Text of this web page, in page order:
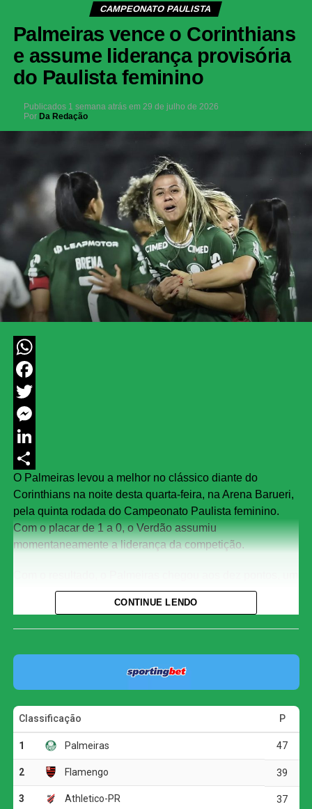
CAMPEONATO PAULISTA
Palmeiras vence o Corinthians
e assume liderança provisória
do Paulista feminino
Publicados 1 semana atrás em 29 de julho de 2026
Por Da Redação
WhatsApp
Facebook
Twitter
Messenger
LinkedIn
Share
O Palmeiras levou a melhor no clássico diante do
Corinthians na noite desta quarta-feira, na Arena Barueri,
pela quinta rodada do Campeonato Paulista feminino.
Com o placar de 1 a 0, o Verdão assumiu
momentaneamente a liderança da competição.
a mais que a Ferroviária, segunda colocada. As
Guerreiras Grenás, no entanto, ainda jogam nesta quarta-
posição, com sete pontos.
O primeiro tempo foi truncado e marcado por muitas
faltas, mas o Palmeiras conseguiu abrir o placar nos
acréscimos. Aos 50 minutos, Giovanna Campiolo subiu
mais alto que a marcação e completou cruzamento de
cabeça para o fundo das redes. Na segunda etapa, o
Verdão administrou a vantagem e segurou o resultado até
o apito final.
CONTINUE LENDO